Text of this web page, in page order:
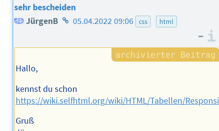
sehr bescheiden
JürgenB Homepage
Autors
05.04.2022 09:06 css html
–
Hallo,
kennst du schon
https://wiki.selfhtml.org/wiki/HTML/Tabellen/
Gruß